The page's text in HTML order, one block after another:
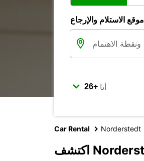
موقع الاستلام والإرجاع
أنا
Car Rental Norderstedt